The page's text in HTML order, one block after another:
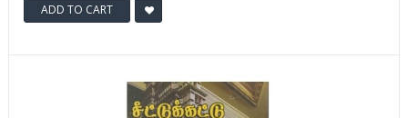
ADD TO CART